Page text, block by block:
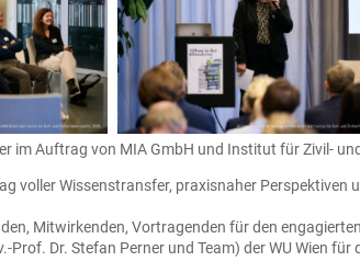
im Auftrag von MIA GmbH und Institut für Zivil-
voller Wissenstransfer, praxisnaher
Mitwirkenden, Vortragenden für den
Prof. Dr. Stefan Perner und Team) der WU Wien